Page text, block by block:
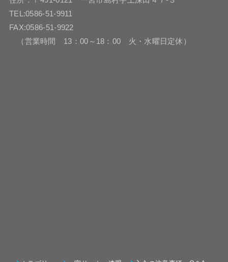
TEL:0586-51-9911
FAX:0586-51-9922
（営業時間 13：00～18：00 火・水曜日定休）